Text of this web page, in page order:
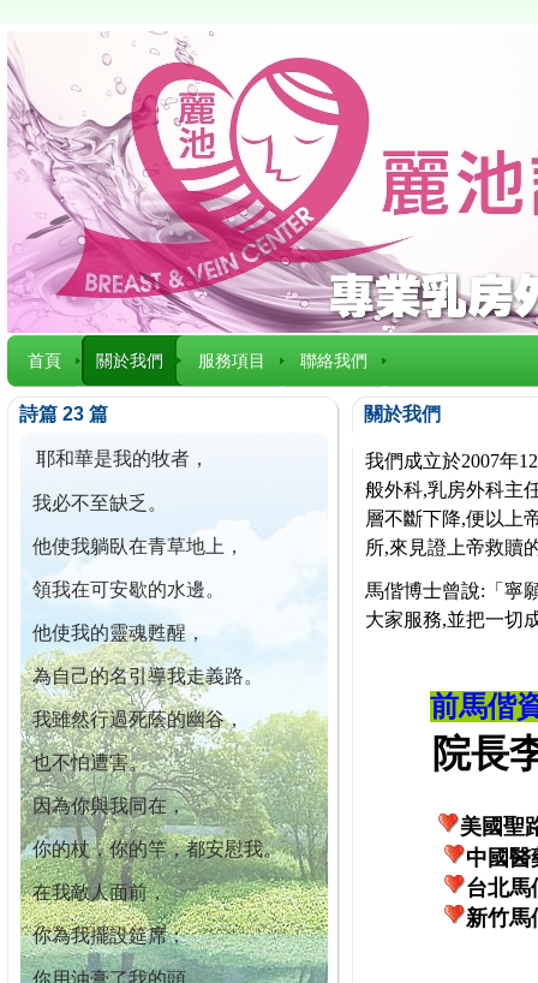
首頁 關於我們 服務項目 聯絡我們
詩篇 23 篇
耶和華是我的牧者，
我必不至缺乏。
他使我躺臥在青草地上，
領我在可安歇的水邊。
他使我的靈魂甦醒，
為自己的名引導我走義路。
我雖然行過死蔭的幽谷，
也不怕遭害。
因為你與我同在，
你的杖，你的竿，都安慰我。
在我敵人面前，
你為我擺設筵席；
你用油膏了我的頭，
關於我們
我們成立於2007年
般外科,乳房外科主
層不斷下降,便以上
所,來見證上帝救贖
馬偕博士曾說:「寧
大家服務,並把一切
前馬偕
院長李
美國聖
中國醫
台北馬
新竹馬